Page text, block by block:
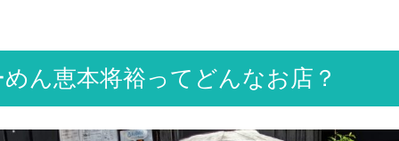
めん恵本将裕ってどんなお店？